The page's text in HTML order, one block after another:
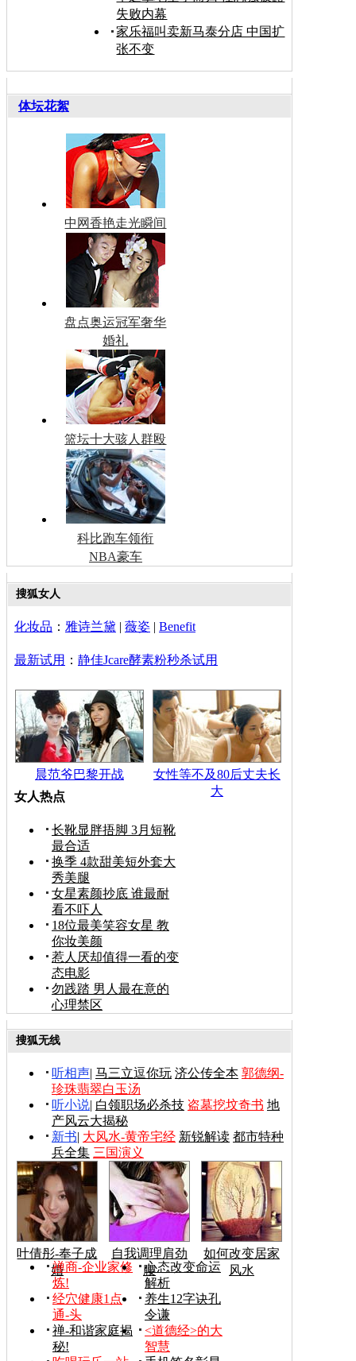
失败内幕
家乐福叫卖新马泰分店 中国扩
张不变
体坛花絮
中网香艳走光瞬间
盘点奥运冠军奢华
婚礼
篮坛十大骇人群殴
科比跑车领衔
NBA豪车
搜狐女人
化妆品 ： 雅诗兰黛 | 薇姿 | Benefit
最新试用 ： 静佳Jcare酵素粉秒杀试用
晨范爷巴黎开战
女性等不及80后丈夫长
大
女人热点
长靴显胖捂脚 3月短靴
最合适
换季 4款甜美短外套大
秀美腿
女星素颜抄底 谁最耐
看不吓人
18位最美笑容女星 教
你妆美颜
惹人厌却值得一看的变
态电影
勿践踏 男人最在意的
心理禁区
搜狐无线
听相声| 马三立逗你玩 济公传全本 郭德纲-
珍珠翡翠白玉汤
听小说| 白领职场必杀技 盗墓挖坟奇书 地
产风云大揭秘
新书| 大风水-黄帝宅经 新锐解读 都市特种
兵全集 三国演义
叶倩彤-奉子成
婚
自我调理肩劲
腰
如何改变居家
风水
禅商-企业家修
炼!
心态改变命运
解析
经穴健康1点
通-头
养生12字诀孔
令谦
禅-和谐家庭揭
秘!
<道德经>的大
智慧